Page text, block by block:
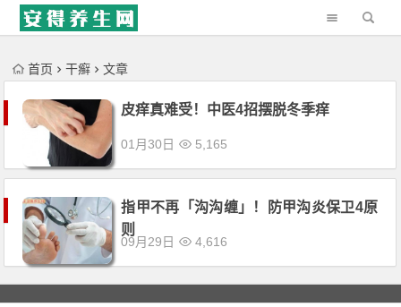
'); })();
首页 干癣 文章
皮痒真难受！中医4招摆脱冬季痒
01月30日 5,165
指甲不再「沟沟缠」！防甲沟炎保卫4原
则
09月29日 4,616